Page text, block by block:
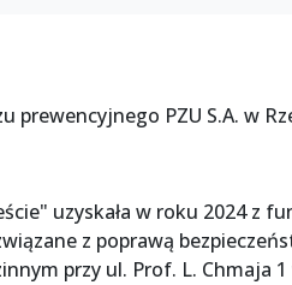
prewencyjnego PZU S.A. w
uzyskała w roku 2024 z
z poprawą
przy ul. Prof. L. Chmaja